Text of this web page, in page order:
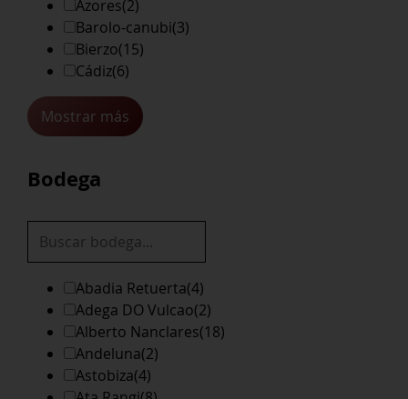
Azores(2)
Barolo-canubi(3)
Bierzo(15)
Cádiz(6)
Mostrar más
Bodega
Abadia Retuerta(4)
Adega DO Vulcao(2)
Alberto Nanclares(18)
Andeluna(2)
Astobiza(4)